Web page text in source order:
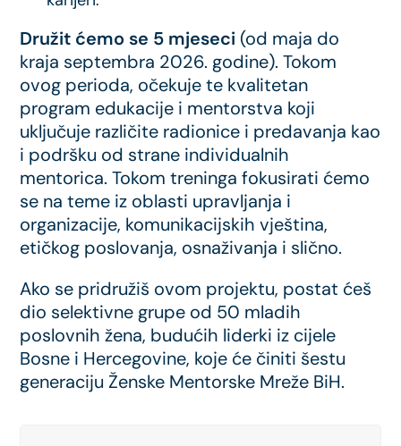
Družit ćemo se 5 mjeseci (od maja do
kraja septembra 2026. godine). Tokom
ovog perioda, očekuje te kvalitetan
program edukacije i mentorstva koji
uključuje različite radionice i predavanja kao
i podršku od strane individualnih
mentorica. Tokom treninga fokusirati ćemo
se na teme iz oblasti upravljanja i
organizacije, komunikacijskih vještina,
etičkog poslovanja, osnaživanja i slično.
Ako se pridružiš ovom projektu, postat ćeš
dio selektivne grupe od 50 mladih
poslovnih žena, budućih liderki iz cijele
Bosne i Hercegovine, koje će činiti šestu
generaciju Ženske Mentorske Mreže BiH.